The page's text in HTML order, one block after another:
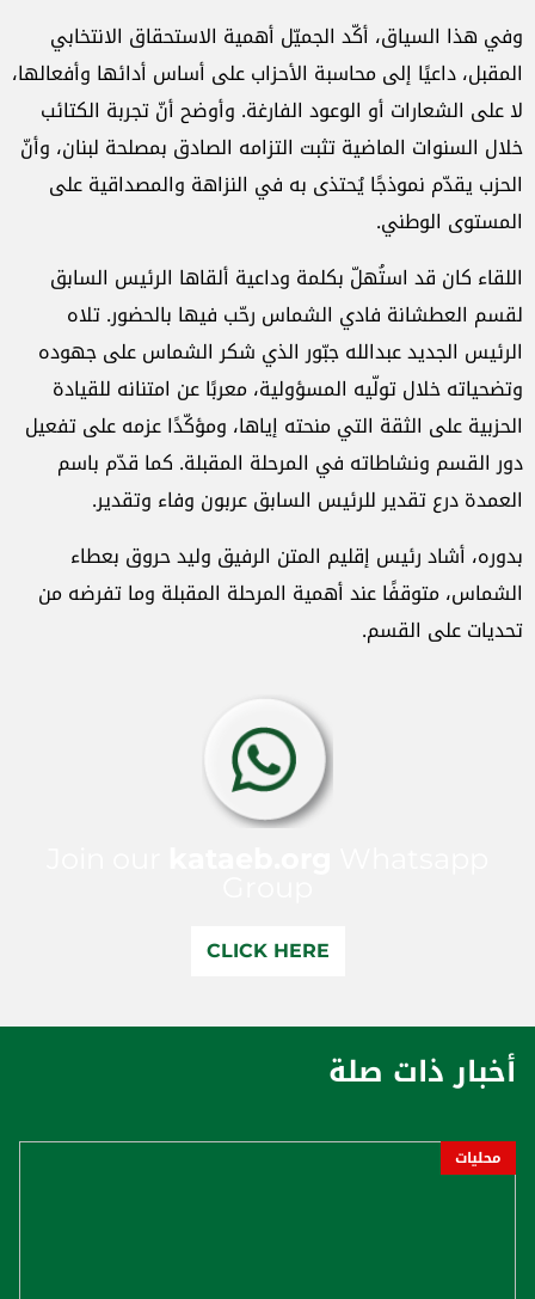
وفي هذا السياق، أكّد الجميّل أهمية الاستحقاق الانتخابي
المقبل، داعيًا إلى محاسبة الأحزاب على أساس أدائها وأفعالها،
لا على الشعارات أو الوعود الفارغة. وأوضح أنّ تجربة الكتائب
خلال السنوات الماضية تثبت التزامه الصادق بمصلحة لبنان، وأنّ
الحزب يقدّم نموذجًا يُحتذى به في النزاهة والمصداقية على
المستوى الوطني.
اللقاء كان قد استُهلّ بكلمة وداعية ألقاها الرئيس السابق
لقسم العطشانة فادي الشماس رحّب فيها بالحضور. تلاه
الرئيس الجديد عبدالله جبّور الذي شكر الشماس على جهوده
وتضحياته خلال تولّيه المسؤولية، معربًا عن امتنانه للقيادة
الحزبية على الثقة التي منحته إياها، ومؤكّدًا عزمه على تفعيل
دور القسم ونشاطاته في المرحلة المقبلة. كما قدّم باسم
العمدة درع تقدير للرئيس السابق عربون وفاء وتقدير.
بدوره، أشاد رئيس إقليم المتن الرفيق وليد حروق بعطاء
الشماس، متوقفًا عند أهمية المرحلة المقبلة وما تفرضه من
تحديات على القسم.
CLICK HERE
أخبار ذات صلة
محليات